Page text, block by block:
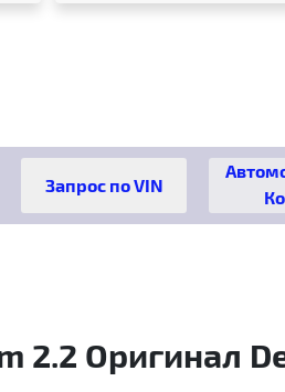
2.2 Оригинал